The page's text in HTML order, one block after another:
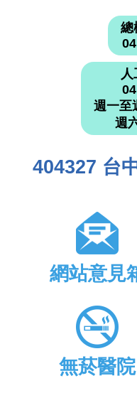
總
週一至
週
404327 台
網站意見
無菸醫院